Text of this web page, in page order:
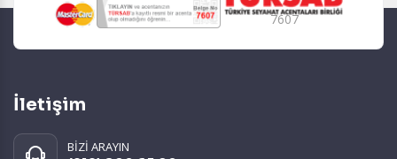
7607
İletişim
BİZİ ARAYIN